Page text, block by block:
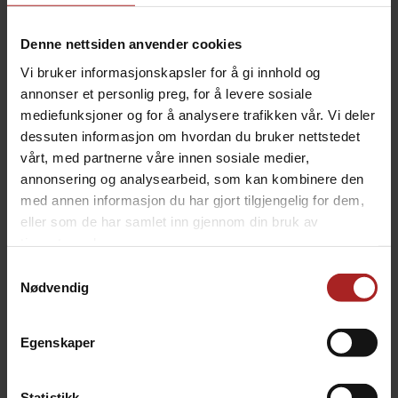
Denne nettsiden anvender cookies
Vi bruker informasjonskapsler for å gi innhold og
annonser et personlig preg, for å levere sosiale
mediefunksjoner og for å analysere trafikken vår. Vi deler
dessuten informasjon om hvordan du bruker nettstedet
vårt, med partnerne våre innen sosiale medier,
annonsering og analysearbeid, som kan kombinere den
med annen informasjon du har gjort tilgjengelig for dem,
eller som de har samlet inn gjennom din bruk av
Nødvendig
Egenskaper
100 stk 26 mm flaskekapsler med Beer Season
Se vårt store utvalg av kapsler i størrelsene 26 mm og
29 mm. Med et bredt spekter av farger å velge mellom,
kan du enkelt organisere og kategorisere dine ulike
øltyper uten behov for ekstra etiketter. Kapsler er en
praktisk og pålitelig måte å forsegle flaskene på, og de
gir en solid forsegling som holder CO2 inne og
oksygen ute, noe som sikrer ølets friskhet og smak.
spesialflasker.
Plasser kapselen på toppen av flasken.